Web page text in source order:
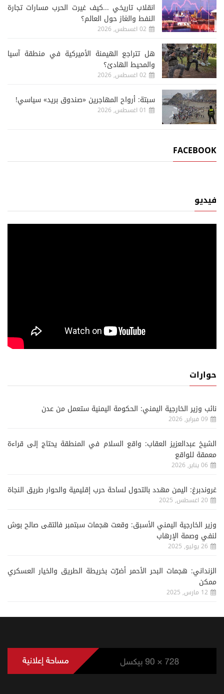
انقلاب تاريخي ...كيف غيرت الحرب مسارات تجارة
النفط والغاز حول العالم؟
02 اغسطس, 2026
هل تتراجع الهيمنة الأميركية في منطقة آسيا
والمحيط الهادئ؟
02 اغسطس, 2026
سبتة: أرواح المهاجرين «صندوق بريد» سياسي!
01 اغسطس, 2026
FACEBOOK
فيديو
حوارات
نائب وزير الخارجية اليمني: الحكومة اليمنية ستعمل من عدن
09 فبراير, 2026
الشيخ عبدالعزيز العقاب: واقع السلام في المنطقة يحتاج إلى قراءة
معمقة للواقع
06 يناير, 2026
غروندبرغ: اليمن مهدد بالتحول لساحة حرب إقليمية والحوار طريق النجاة
20 اغسطس, 2025
وزير الخارجية اليمني الأسبق: وقعت هجمات سبتمبر فالتقى صالح بوش
لنفي وصمة الإرهاب
26 يوليو, 2025
الزنداني: هجمات البحر الأحمر أضرّت بخريطة الطريق والخيار العسكري
ممكن
12 مارس, 2025